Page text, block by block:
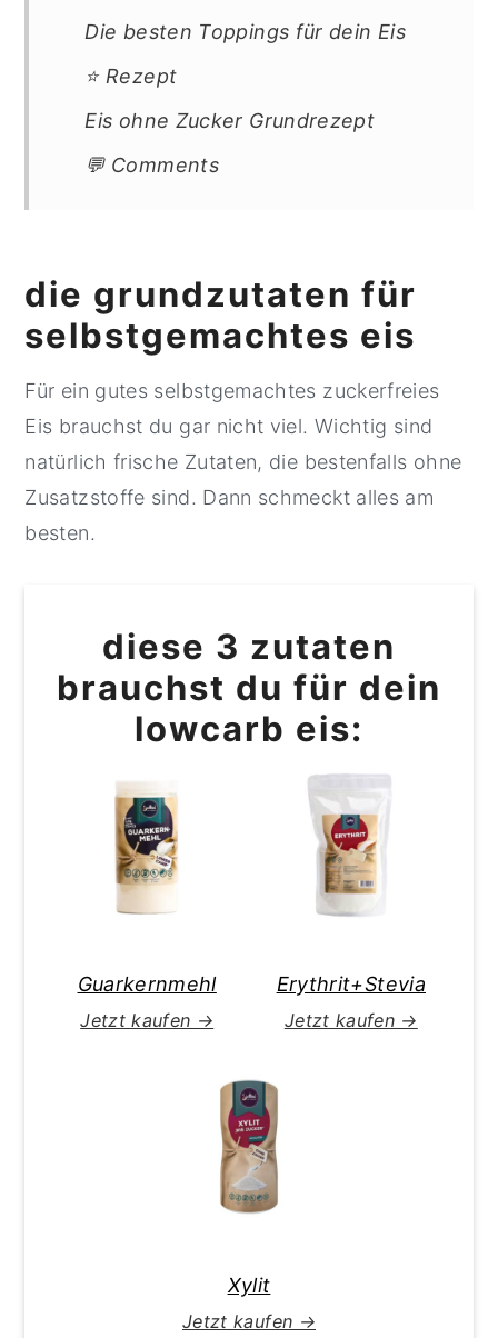
Die besten Toppings für dein Eis
⭐ Rezept
Eis ohne Zucker Grundrezept
💬 Comments
die grundzutaten für
selbstgemachtes eis
Für ein gutes selbstgemachtes zuckerfreies
Eis brauchst du gar nicht viel. Wichtig sind
natürlich frische Zutaten, die bestenfalls ohne
Zusatzstoffe sind. Dann schmeckt alles am
besten.
diese 3 zutaten
brauchst du für dein
lowcarb eis:
Guarkernmehl
Jetzt kaufen →
Erythrit+Stevia
Jetzt kaufen →
Xylit
Jetzt kaufen →